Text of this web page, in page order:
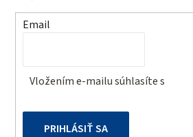
Email
Vložením e-mailu súhlasíte s
PRIHLÁSIŤ SA